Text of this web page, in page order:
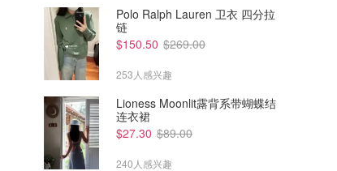
$179.00
lululemon Light Utilitech 中腰
$124.00
裤 亚洲版
Polo Ralph Lauren 卫衣 四分拉
链
$150.50 $269.00
253人感兴趣
Lioness Moonlit露背系带蝴蝶结
连衣裙
$27.30 $89.00
240人感兴趣